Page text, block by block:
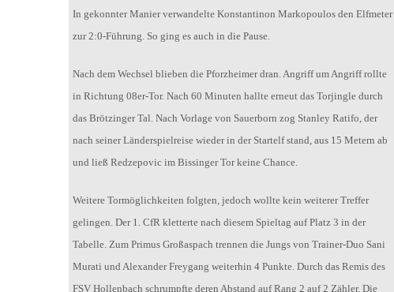
In gekonnter Manier verwandelte Konstantinon Markopoulos den Elfmeter
zur 2:0-Führung. So ging es auch in die Pause.
Nach dem Wechsel blieben die Pforzheimer dran. Angriff um Angriff rollte
in Richtung 08er-Tor. Nach 60 Minuten hallte erneut das Torjingle durch
das Brötzinger Tal. Nach Vorlage von Sauerborn zog Stanley Ratifo, der
nach seiner Länderspielreise wieder in der Startelf stand, aus 15 Metern ab
und ließ Redzepovic im Bissinger Tor keine Chance.
Weitere Tormöglichkeiten folgten, jedoch wollte kein weiterer Treffer
gelingen. Der 1. CfR kletterte nach diesem Spieltag auf Platz 3 in der
Tabelle. Zum Primus Großaspach trennen die Jungs von Trainer-Duo Sani
Murati und Alexander Freygang weiterhin 4 Punkte. Durch das Remis des
FSV Hollenbach schrumpfte deren Abstand auf Rang 2 auf 2 Zähler. Die